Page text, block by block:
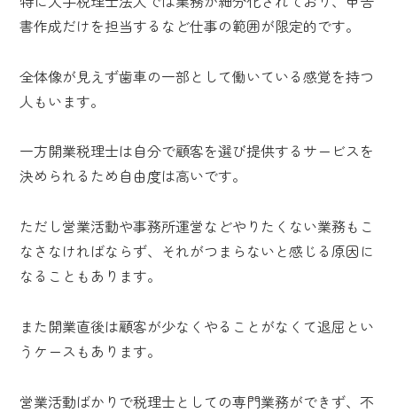
書作成だけを担当するなど仕事の範囲が限定的です。
全体像が見えず歯車の一部として働いている感覚を持つ
人もいます。
一方開業税理士は自分で顧客を選び提供するサービスを
決められるため自由度は高いです。
ただし営業活動や事務所運営などやりたくない業務もこ
なさなければならず、それがつまらないと感じる原因に
なることもあります。
また開業直後は顧客が少なくやることがなくて退屈とい
うケースもあります。
営業活動ばかりで税理士としての専門業務ができず、不